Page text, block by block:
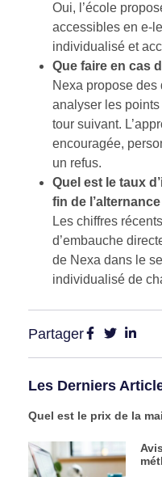
Oui, l’école
accessibles en e-
individualisé et
Que faire en cas
Nexa propose
analyser les
tour suivant.
encouragée,
un refus.
Quel est le taux
fin de l’alternance
Les chiffres
d’embauche
de Nexa dans le
individualisé de
Partager
Les Derniers
Quel est le prix de la